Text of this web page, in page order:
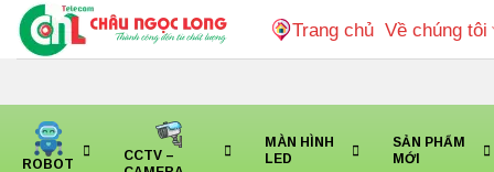
Bỏ
qua
Trang chủ Về chúng tôi
ROBOT
CCTV –
MÀN HÌNH
LED
SẢN PHẨM
MỚI